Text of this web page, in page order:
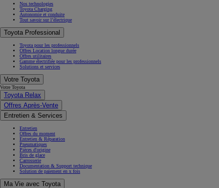
Nos technologies
Toyota Charging
Autonomie et conduite
Tout savoir sur l’électrique
Toyota Professional
Toyota pour les professionnels
Offres Location longue durée
Offres utilitaires
Gamme électrifiée pour les professionnels
Solutions et services
Votre Toyota
Votre Toyota
Toyota Relax
Offres Après-Vente
Entretien & Services
Entretien
Offres du moment
Entretien & Réparation
Pneumatiques
Pièces d'origine
Bris de glace
Carrosserie
Documentation & Support technique
Solution de paiement en x fois
Ma Vie avec Toyota